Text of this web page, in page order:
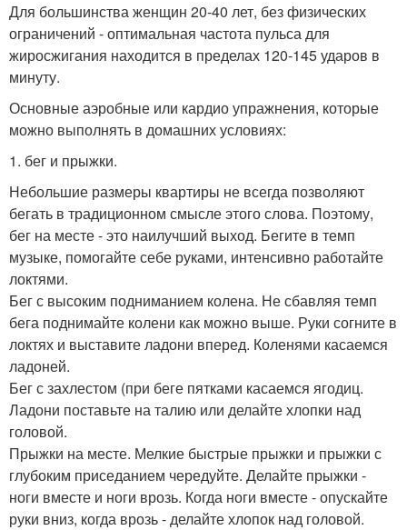
Для большинства женщин 20-40 лет, без физических
ограничений - оптимальная частота пульса для
жиросжигания находится в пределах 120-145 ударов в
минуту.
Основные аэробные или кардио упражнения, которые
можно выполнять в домашних условиях:
1. бег и прыжки.
Небольшие размеры квартиры не всегда позволяют
бегать в традиционном смысле этого слова. Поэтому,
бег на месте - это наилучший выход. Бегите в темп
музыке, помогайте себе руками, интенсивно работайте
локтями.
Бег с высоким подниманием колена. Не сбавляя темп
бега поднимайте колени как можно выше. Руки согните в
локтях и выставите ладони вперед. Коленями касаемся
ладоней.
Бег с захлестом (при беге пятками касаемся ягодиц.
Ладони поставьте на талию или делайте хлопки над
головой.
Прыжки на месте. Мелкие быстрые прыжки и прыжки с
глубоким приседанием чередуйте. Делайте прыжки -
ноги вместе и ноги врозь. Когда ноги вместе - опускайте
руки вниз, когда врозь - делайте хлопок над головой.